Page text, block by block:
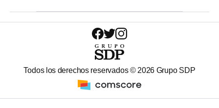
Todos los derechos reservados © 2026 Grupo SDP